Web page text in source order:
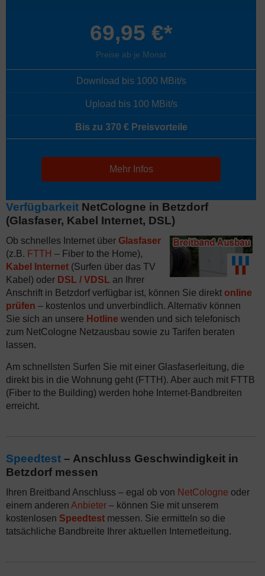
69,95 €*
Preise ab je Monat
Download bis 1000 MBit/s
Upload bis 100 MBit/s
Bis zu 370 € Preisvorteile
Mehr Infos
Verfügbarkeit NetCologne in Betzdorf
(Glasfaser, Kabel Internet, DSL)
Ob schnelles Internet über Glasfaser
(z.B. FTTH – Fiber to the Home),
Kabel Internet (Surfen über das TV
Kabel) oder DSL / VDSL an Ihrer
Anschrift in Betzdorf verfügbar ist, können Sie direkt online
prüfen – kostenlos und unverbindlich. Alternativ können
Sie sich an unsere Hotline wenden und sich telefonisch
zum NetCologne Netzausbau sowie zu Tarifen beraten
lassen.
Am schnellsten Surfen Sie mit einer Glasfaserleitung, die
direkt bis in die Wohnung geht (FTTH). Aber auch mit FTTB
(Fiber to the Building) werden hohe Internet-Bandbreiten
erreicht.
Speedtest – Anschluss Geschwindigkeit in
Betzdorf messen
Ihren Breitband Anschluss – egal ob von NetCologne oder
einem anderen Anbieter – können Sie mit unserem
kostenlosen Speedtest messen. Sie ermitteln so die
tatsächliche Bandbreite Ihrer aktuellen Internetleitung.